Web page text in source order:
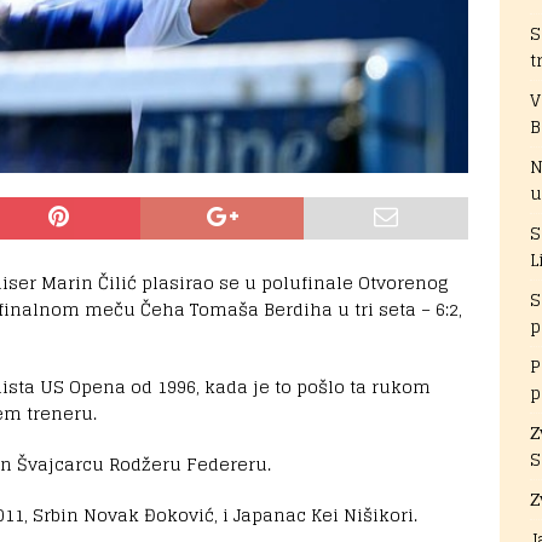
Marin Čilić plasirao se u polufinale Otvorenog
meču Čeha Tomaša Berdiha u tri seta – 6:2,
US Opena od 1996, kada je to pošlo ta rukom
treneru.
Švajcarcu Rodžeru Federeru.
Srbin Novak Đoković, i Japanac Kei Nišikori.